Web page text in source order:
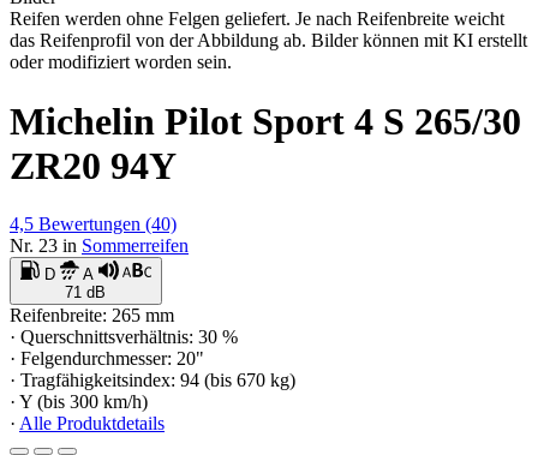
Reifen werden ohne Felgen geliefert. Je nach Reifenbreite weicht
das Reifenprofil von der Abbildung ab. Bilder können mit KI erstellt
oder modifiziert worden sein.
Michelin Pilot Sport 4 S 265/30
ZR20 94Y
4,5 Bewertungen (40)
Nr. 23 in Sommerreifen
D
A
71 dB
Reifenbreite: 265 mm
· Querschnittsverhältnis: 30 %
· Felgendurchmesser: 20"
· Tragfähigkeitsindex: 94 (bis 670 kg)
· Y (bis 300 km/h)
· Alle Produktdetails